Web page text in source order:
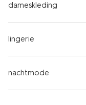
dameskleding
lingerie
nachtmode